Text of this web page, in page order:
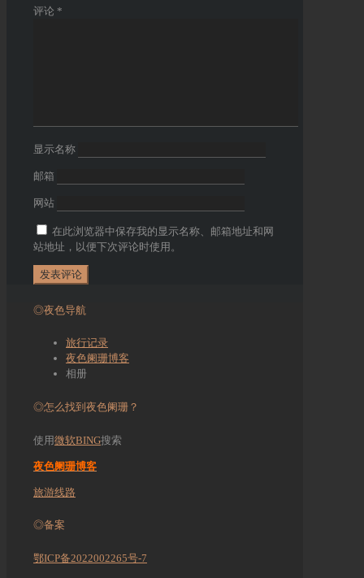
评论 *
显示名称
邮箱
网站
在此浏览器中保存我的显示名称、邮箱地址和网
站地址，以便下次评论时使用。
◎夜色导航
旅行记录
夜色阑珊博客
相册
◎怎么找到夜色阑珊？
使用微软BING搜索
夜色阑珊博客
旅游线路
◎备案
鄂ICP备2022002265号-7